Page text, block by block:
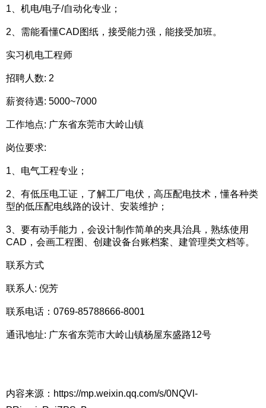
1、机电/电子/自动化专业；
2、需能看懂CAD图纸，接受能力强，能接受加班。
实习机电工程师
招聘人数: 2
薪资待遇: 5000~7000
工作地点: 广东省东莞市大岭山镇
岗位要求:
1、电气工程专业；
2、有低压电工证，了解工厂电伏，高压配电技术，懂各种类
型的低压配电线路的设计、安装维护；
3、要有动手能力，会设计制作简单的夹具治具，熟练使用
CAD，会画工程图、创建设备台账档案、建管理类文档等。
联系方式
联系人: 倪芳
联系电话：0769-85788666-8001
通讯地址: 广东省东莞市大岭山镇杨屋东盛路12号
内容来源：https://mp.weixin.qq.com/s/0NQVl-